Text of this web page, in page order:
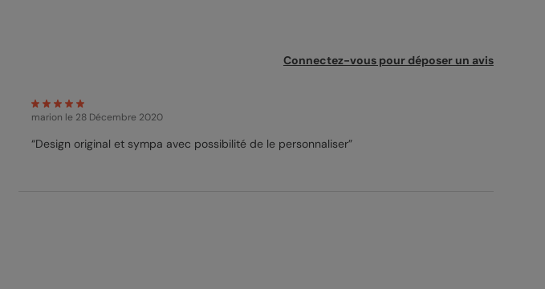
Connectez-vous pour déposer un avis
marion le 28 Décembre 2020
“Design original et sympa avec possibilité de le personnaliser”